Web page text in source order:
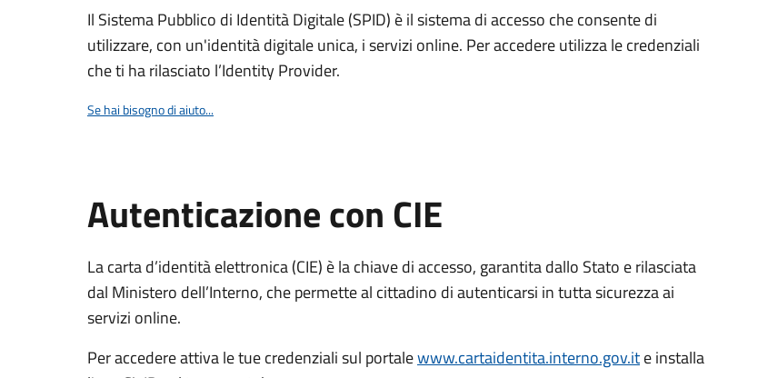
Il Sistema Pubblico di Identità Digitale (SPID) è il sistema di accesso che consente di
utilizzare, con un'identità digitale unica, i servizi online. Per accedere utilizza le credenziali
che ti ha rilasciato l’Identity Provider.
Se hai bisogno di aiuto...
Autenticazione con CIE
La carta d’identità elettronica (CIE) è la chiave di accesso, garantita dallo Stato e rilasciata
dal Ministero dell’Interno, che permette al cittadino di autenticarsi in tutta sicurezza ai
servizi online.
Per accedere attiva le tue credenziali sul portalewww.cartaidentita.interno.gov.ite installa